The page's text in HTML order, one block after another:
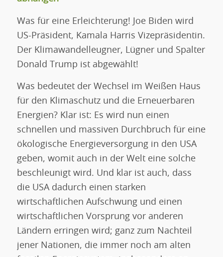
Was für eine Erleichterung! Joe Biden wird
US-Präsident, Kamala Harris Vizepräsidentin.
Der Klimawandelleugner, Lügner und Spalter
Donald Trump ist abgewählt!
Was bedeutet der Wechsel im Weißen Haus
für den Klimaschutz und die Erneuerbaren
Energien? Klar ist: Es wird nun einen
schnellen und massiven Durchbruch für eine
ökologische Energieversorgung in den USA
geben, womit auch in der Welt eine solche
beschleunigt wird. Und klar ist auch, dass
die USA dadurch einen starken
wirtschaftlichen Aufschwung und einen
wirtschaftlichen Vorsprung vor anderen
Ländern erringen wird; ganz zum Nachteil
jener Nationen, die immer noch am alten